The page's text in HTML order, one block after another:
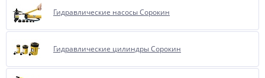
Гидравлические насосы Сорокин
Гидравлические цилиндры Сорокин